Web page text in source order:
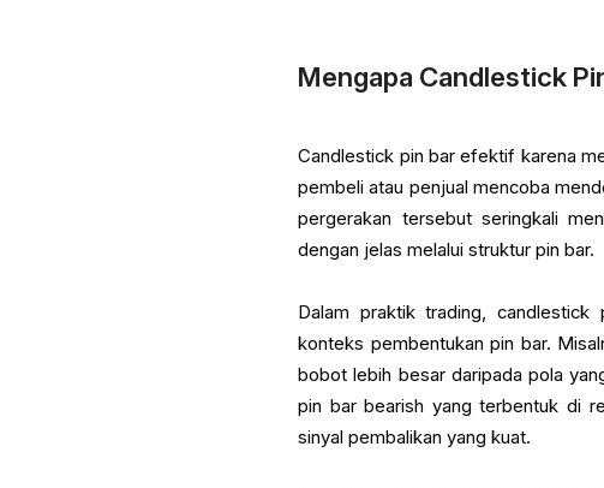
Mengapa Candlestick
Candlestick pin bar efektif karena
pembeli atau penjual mencoba
pergerakan tersebut seringkali
dengan jelas melalui struktur pin bar.
Dalam praktik trading,
konteks pembentukan pin bar.
bobot lebih besar daripada pola
pin bar bearish yang terbentuk di
sinyal pembalikan yang kuat.